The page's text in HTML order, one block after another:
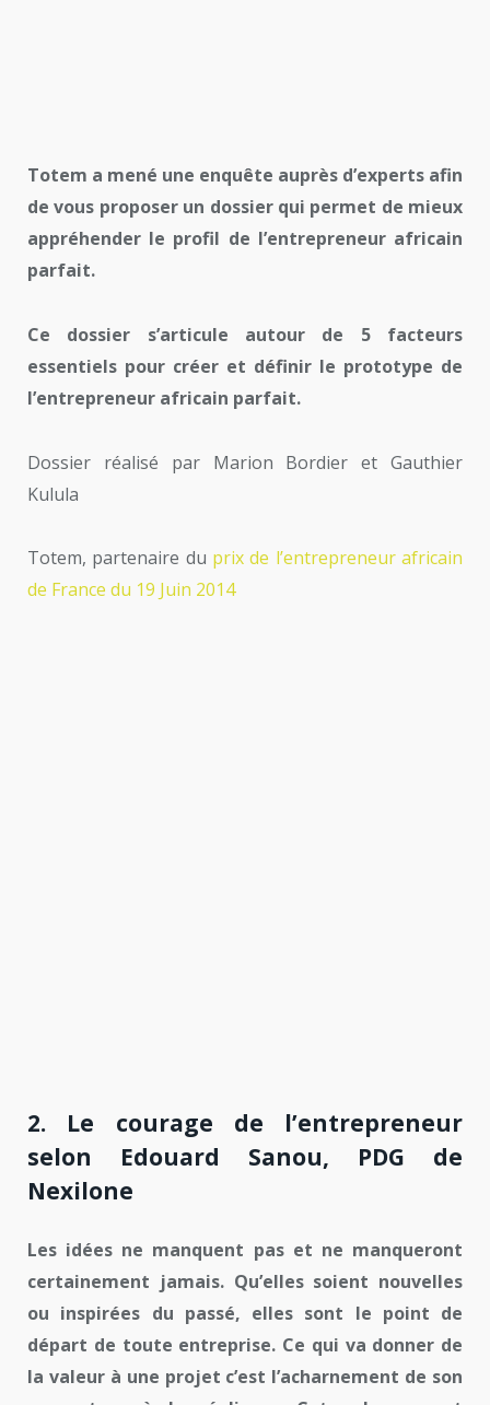
Totem a mené une enquête auprès d’experts afin
de vous proposer un dossier qui permet de mieux
appréhender le profil de l’entrepreneur africain
parfait.
Ce dossier s’articule autour de 5 facteurs
essentiels pour créer et définir le prototype de
l’entrepreneur africain parfait.
Dossier réalisé par Marion Bordier et Gauthier
Kulula
Totem, partenaire du prix de l’entrepreneur africain
de France du 19 Juin 2014
2. Le courage de l’entrepreneur
selon Edouard Sanou, PDG de
Nexilone
Les idées ne manquent pas et ne manqueront
certainement jamais. Qu’elles soient nouvelles
ou inspirées du passé, elles sont le point de
départ de toute entreprise. Ce qui va donner de
la valeur à une projet c’est l’acharnement de son